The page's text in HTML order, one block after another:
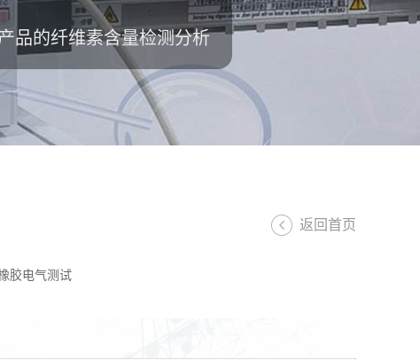
品的纤维素含量检测分析
返回首页
胶电气测试